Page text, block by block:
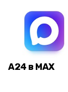
А24 в MAX